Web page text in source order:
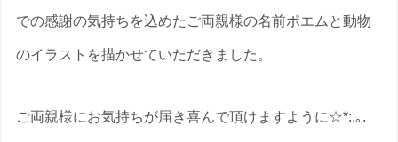
での感謝の気持ちを込めたご両親様の名前ポエムと動物
のイラストを描かせていただきました。
ご両親様にお気持ちが届き喜んで頂けますように☆*:.｡.